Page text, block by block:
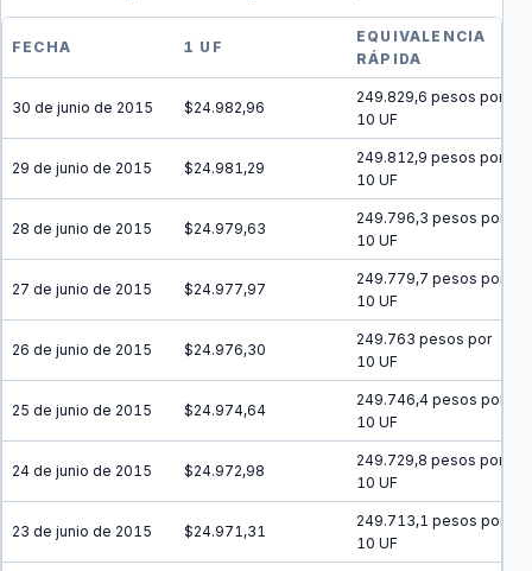
FECHA 1 UF
EQUIVALENCIA
RÁPIDA
30 de junio de 2015 $24.982,96
249.829,6 pesos por
10 UF
29 de junio de 2015 $24.981,29
249.812,9 pesos por
10 UF
28 de junio de 2015 $24.979,63
249.796,3 pesos por
10 UF
27 de junio de 2015 $24.977,97
249.779,7 pesos por
10 UF
26 de junio de 2015 $24.976,30
249.763 pesos por
10 UF
25 de junio de 2015 $24.974,64
249.746,4 pesos por
10 UF
24 de junio de 2015 $24.972,98
249.729,8 pesos por
10 UF
23 de junio de 2015 $24.971,31
249.713,1 pesos por
10 UF